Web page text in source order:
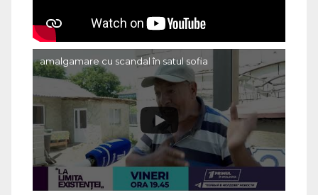
amalgamare cu scandal în satul sofia